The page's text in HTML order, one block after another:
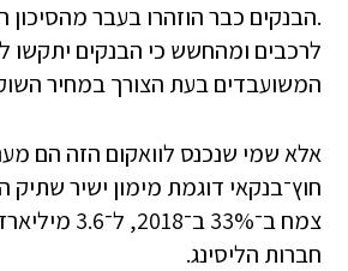
.הבנקים כבר הוזהרו בעבר מהסיכון
לרכבים ומהחשש כי הבנקים יתקשו
המשועבדים בעת הצורך במחיר
אלא שמי שנכנס לוואקום הזה הם
חוץ־בנקאי דוגמת מימון ישיר
צמח ב־33%
חברות הליסינג.